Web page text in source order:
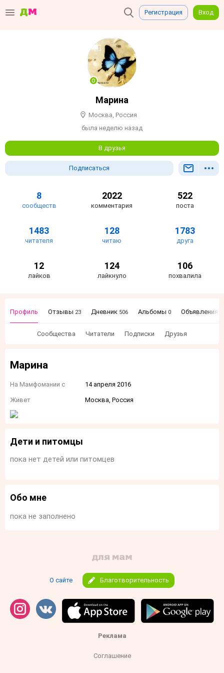
Регистрация Вход
Марина
Москва, Россия
была неделю назад
В друзья
Подписаться
8
сообществ
2022
комментария
522
поста
1483
читателя
128
читаю
1783
друга
12
лайков
124
лайкнуло
106
похвалила
Профиль Отзывы 23 Дневник 506 Альбомы 0 Объявления
Сообщества Читатели Подписки Друзья
Марина
На Мамфомании с 14 апреля 2016
Живет Москва, Россия
Дети и питомцы
пока нет детей или питомцев
Обо мне
пока не заполнено
О сайте Благотворительность
Реклама
Соглашение